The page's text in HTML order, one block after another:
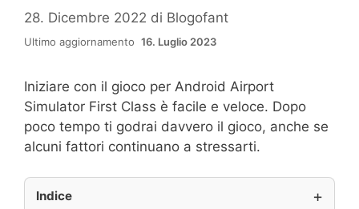
28. Dicembre 2022 di Blogofant
Ultimo aggiornamento 16. Luglio 2023
Iniziare con il gioco per Android Airport
Simulator First Class è facile e veloce. Dopo
poco tempo ti godrai davvero il gioco, anche se
alcuni fattori continuano a stressarti.
Indice